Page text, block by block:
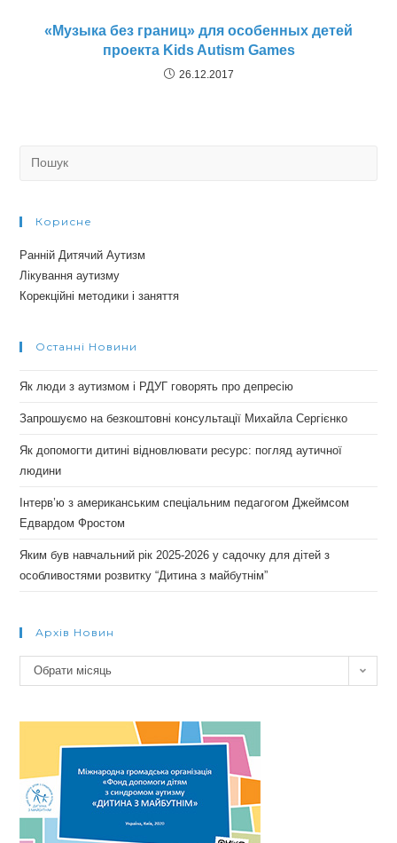
«Музыка без границ» для особенных детей
проекта Kids Autism Games
26.12.2017
Корисне
Ранній Дитячий Аутизм
Лікування аутизму
Корекційні методики і заняття
Останні Новини
Як люди з аутизмом і РДУГ говорять про депресію
Запрошуємо на безкоштовні консультації Михайла Сергієнко
Як допомогти дитині відновлювати ресурс: погляд аутичної
людини
Інтерв’ю з американським спеціальним педагогом Джеймсом
Едвардом Фростом
Яким був навчальний рік 2025-2026 у садочку для дітей з
особливостями розвитку “Дитина з майбутнім”
Архів Новин
Архів
новин
Обрати місяць